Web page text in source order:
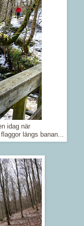
idag när
längs banan...